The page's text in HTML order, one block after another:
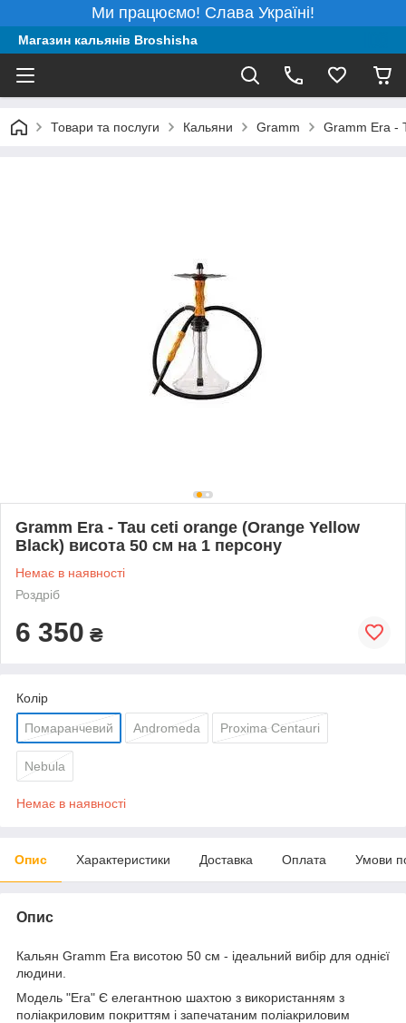
Ми працюємо! Слава Україні!
Магазин кальянів Broshisha
Товари та послуги Кальяни Gramm Gramm Era -
Gramm Era - Tau ceti orange (Orange Yellow
Black) висота 50 см на 1 персону
Немає в наявності
Роздріб
6 350 ₴
Колір
Помаранчевий Andromeda Proxima Centauri
Nebula
Немає в наявності
Опис Характеристики Доставка Оплата Умови
Опис
Кальян Gramm Era висотою 50 см - ідеальний вибір для однієї
людини.
Модель "Era" Є елегантною шахтою з використанням з
поліакриловим покриттям і запечатаним поліакриловим